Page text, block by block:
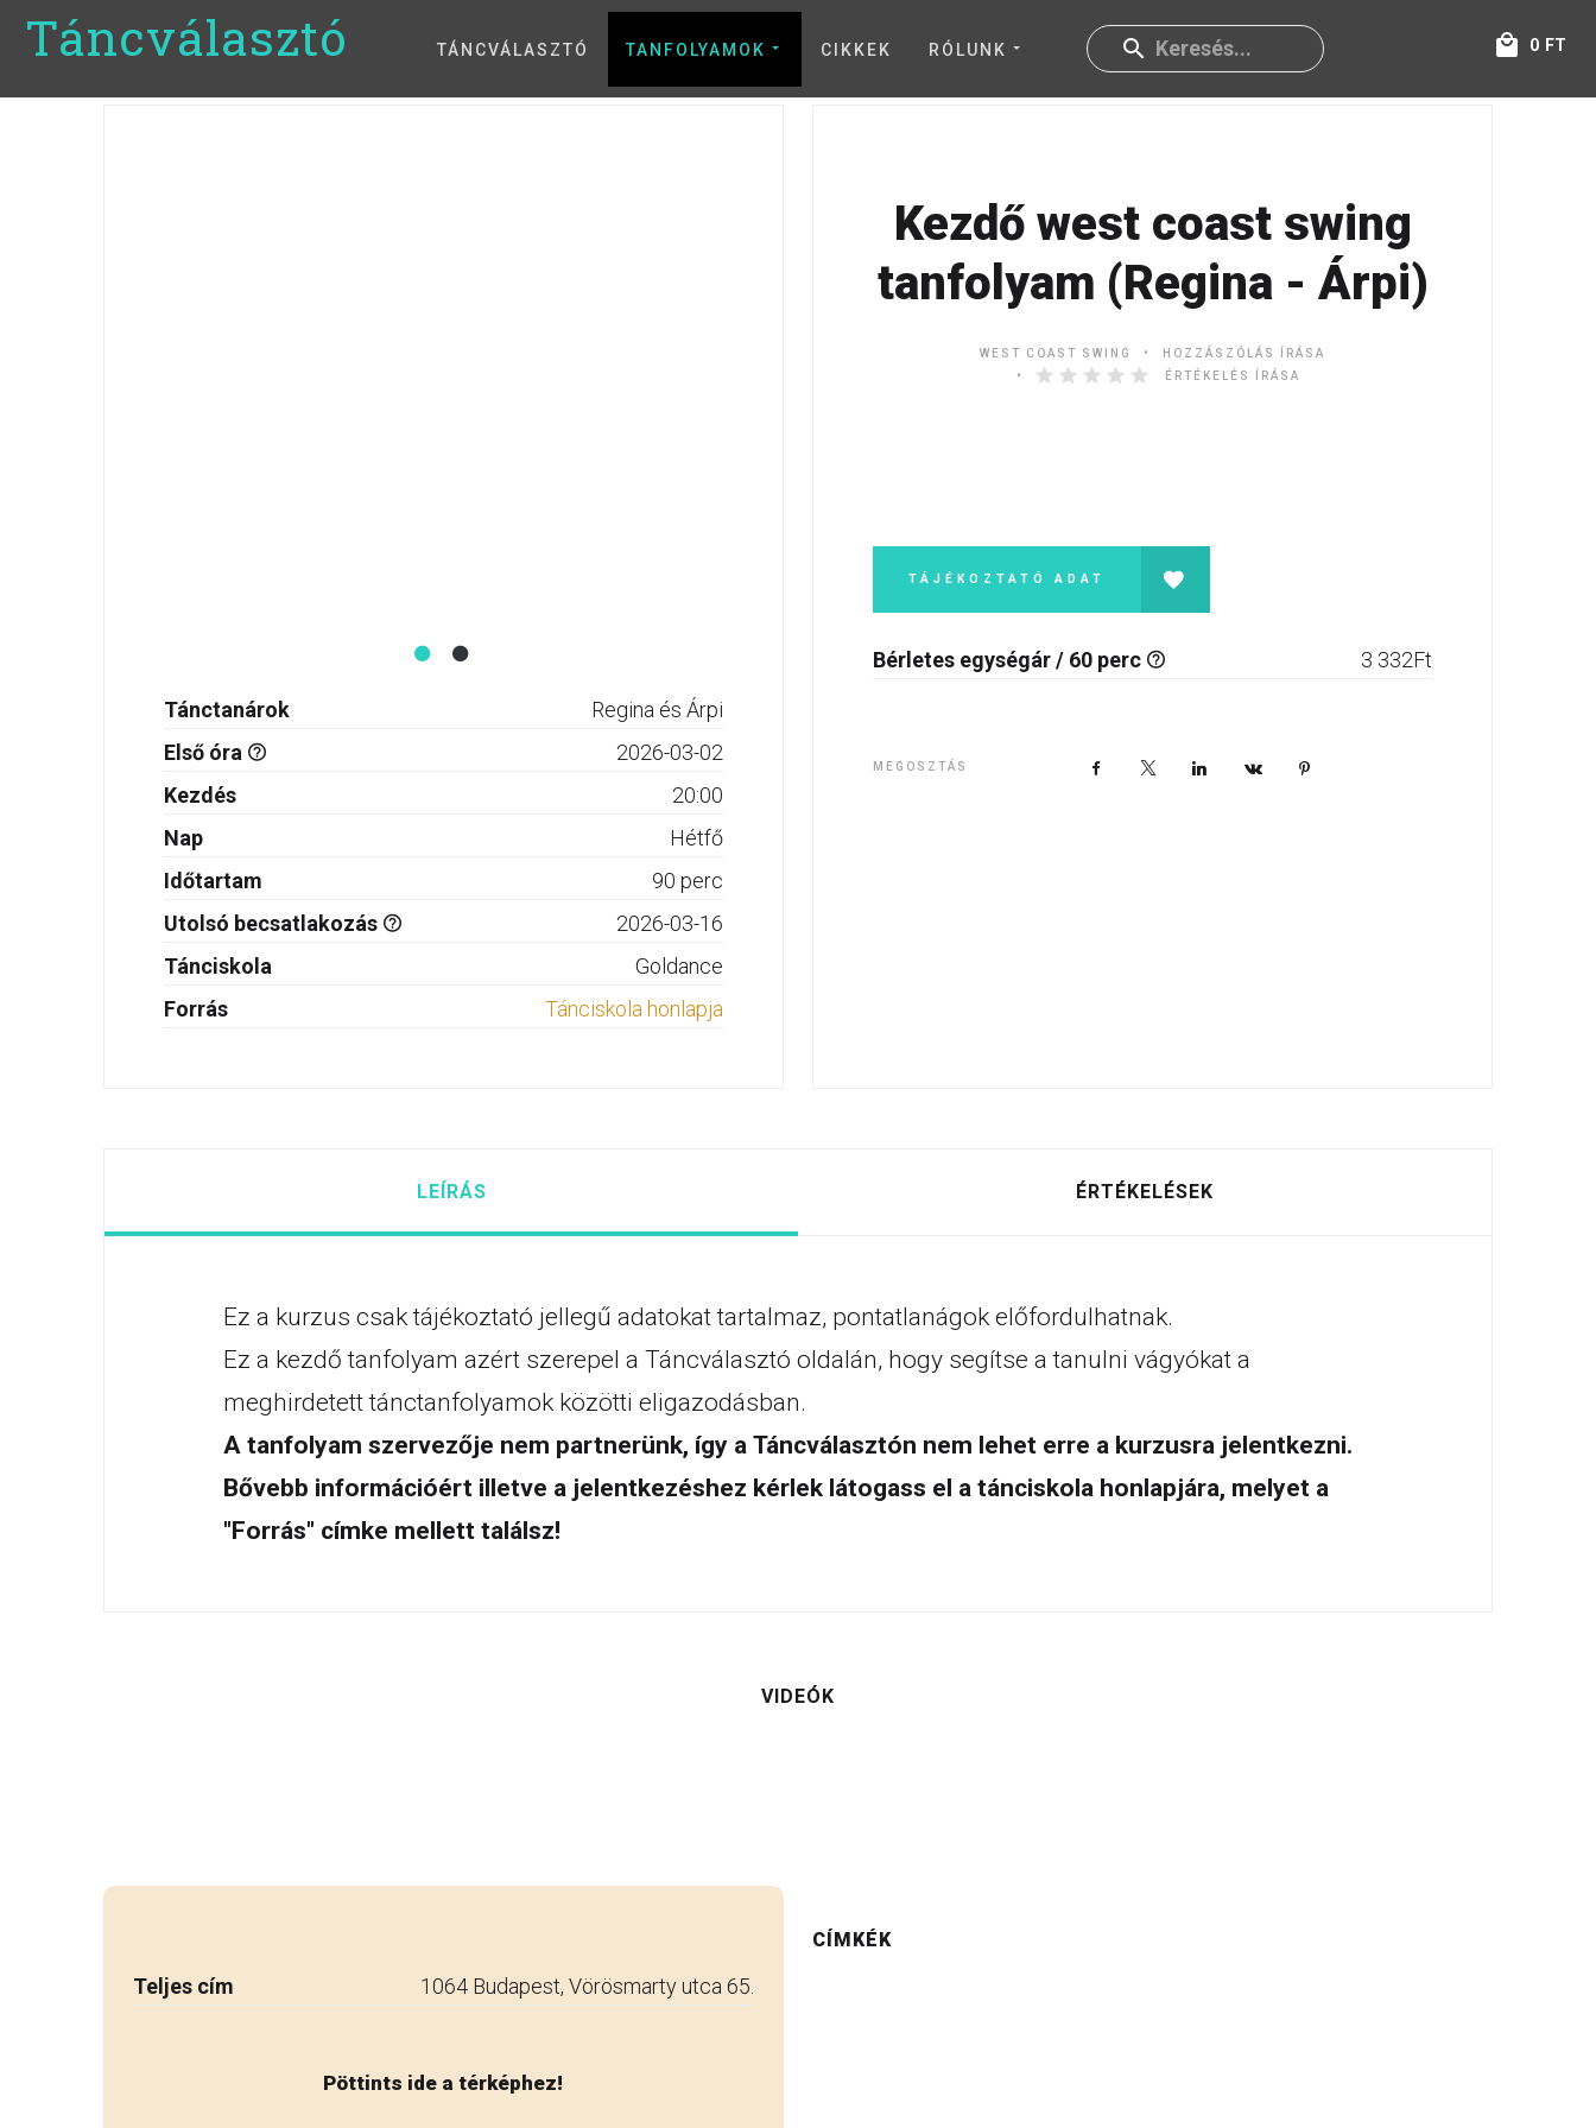
Táncválasztó TÁNCVÁLASZTÓ TANFOLYAMOK CIKKEK RÓLUNK FT
0
Tánctanárok
Regina és Árpi
Első óra
2026-03-02
Kezdés
20:00
Nap
Hétfő
Időtartam
90 perc
Utolsó becsatlakozás
2026-03-16
Tánciskola
Goldance
Forrás
Tánciskola honlapja
Kezdő west coast swing
tanfolyam (Regina - Árpi)
WEST COAST SWING
HOZZÁSZÓLÁS ÍRÁSA
ÉRTÉKELÉS ÍRÁSA
TÁJÉKOZTATÓ ADAT
Bérletes egységár / 60 perc Ft
3 332
MEGOSZTÁS Facebook LinkedIn VKontakte
LEÍRÁS ÉRTÉKELÉSEK
Ez a kurzus csak tájékoztató jellegű adatokat tartalmaz, pontatlanágok előfordulhatnak.
Ez a kezdő tanfolyam azért szerepel a Táncválasztó oldalán, hogy segítse a tanulni vágyókat a
meghirdetett tánctanfolyamok közötti eligazodásban.
A tanfolyam szervezője nem partnerünk, így a Táncválasztón nem lehet erre a kurzusra jelentkezni.
Bővebb információért illetve a jelentkezéshez kérlek látogass el a tánciskola honlapjára, melyet a
"Forrás" címke mellett találsz!
VIDEÓK
Teljes cím 1064 Budapest, Vörösmarty utca 65.
Pöttints ide a térképhez!
CÍMKÉK